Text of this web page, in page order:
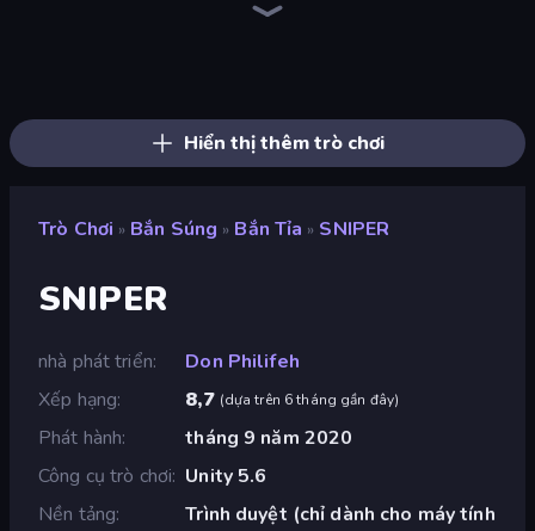
Hiển thị thêm trò chơi
Trò Chơi » Bắn Súng » Bắn Tỉa » SNIPER
SNIPER
nhà phát triển
Don Philifeh
Xếp hạng
8,7 (dựa trên 6 tháng gần đây)
Phát hành
tháng 9 năm 2020
Công cụ trò chơi Unity 5.6
Nền tảng
Trình duyệt (chỉ dành cho máy tính